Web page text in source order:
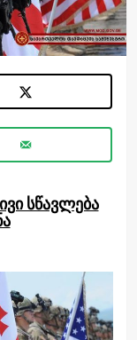
სწავლება